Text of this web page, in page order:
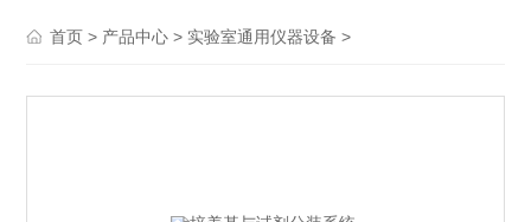
首页 > 产品中心 > 实验室通用仪器设备 >